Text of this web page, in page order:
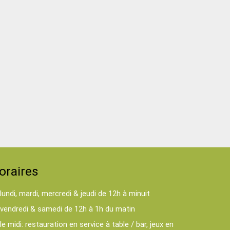
lundi, mardi, mercredi & jeudi de 12h à minuit
vendredi & samedi de 12h à 1h du matin
le midi: restauration en service à table / bar, jeux en